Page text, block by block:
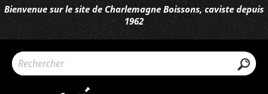
Bienvenue sur le site de Charlemagne Boissons, caviste depuis
1962